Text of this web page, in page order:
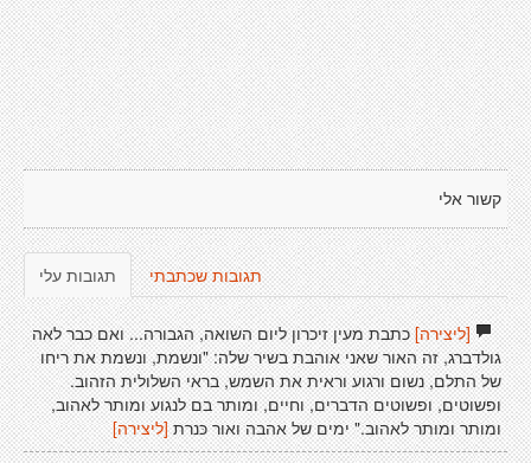
קשור אלי
תגובות עלי תגובות שכתבתי
[ליצירה]כתבת מעין זיכרון ליום השואה, הגבורה... ואם כבר לאה
גולדברג, זה האור שאני אוהבת בשיר שלה: "ונשמת, ונשמת את ריחו
של התלם, נשום ורגוע וראית את השמש, בראי השלולית הזהוב.
ופשוטים, ופשוטים הדברים, וחיים, ומותר בם לנגוע ומותר לאהוב,
ומותר ומותר לאהוב." ימים של אהבה ואור כּנרת[ליצירה]